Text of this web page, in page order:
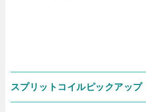
スプリットコイルピックアップ